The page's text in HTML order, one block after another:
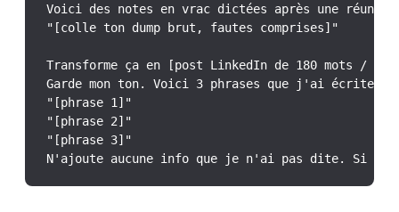
Voici des notes en vrac dictées après une
"[colle ton dump brut, fautes comprises]"
Transforme ça en [post LinkedIn de 180 mots /
Garde mon ton. Voici 3 phrases que j'ai écrites
"[phrase 1]"
"[phrase 2]"
"[phrase 3]"
N'ajoute aucune info que je n'ai pas dite. Si